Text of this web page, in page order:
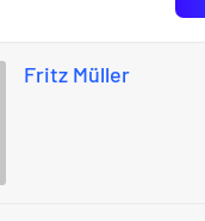
Fritz Müller